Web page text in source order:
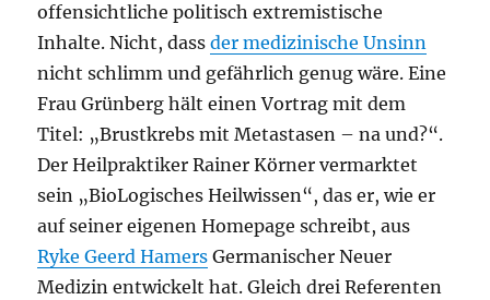
offensichtliche politisch extremistische
Inhalte. Nicht, dassder medizinische Unsinn
nicht schlimm und gefährlich genug wäre. Eine
Frau Grünberg hält einen Vortrag mit dem
Titel: „Brustkrebs mit Metastasen – na und?“.
Der Heilpraktiker Rainer Körner vermarktet
sein „BioLogisches Heilwissen“, das er, wie er
auf seiner eigenen Homepage schreibt, aus
Ryke Geerd Hamers Germanischer Neuer
Medizin entwickelt hat. Gleich drei Referenten